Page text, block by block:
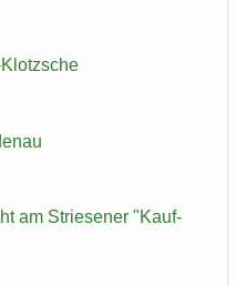
am Strie­se­ner "Kauf­